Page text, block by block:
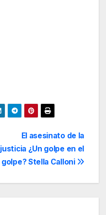
El asesinato de la
justicia ¿Un golpe en el
golpe? Stella Calloni